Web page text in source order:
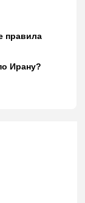
правила
Ирану?